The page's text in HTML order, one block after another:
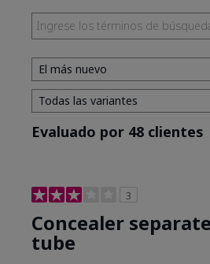
Evaluado por 48 clientes
3
Concealer
tube